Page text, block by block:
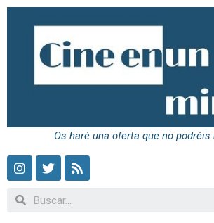
Os haré una oferta que no podréis